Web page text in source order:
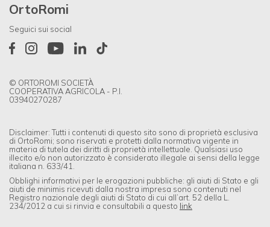
OrtoRomi
Seguici sui social
© ORTOROMI SOCIETÀ
COOPERATIVA AGRICOLA - P.I.
03940270287
Disclaimer: Tutti i contenuti di questo sito sono di proprietà esclusiva
di OrtoRomi; sono riservati e protetti dalla normativa vigente in
materia di tutela dei diritti di proprietà intellettuale. Qualsiasi uso
illecito e/o non autorizzato è considerato illegale ai sensi della legge
italiana n. 633/41.
Obblighi informativi per le erogazioni pubbliche: gli aiuti di Stato e gli
aiuti de minimis ricevuti dalla nostra impresa sono contenuti nel
Registro nazionale degli aiuti di Stato di cui all’art. 52 della L.
234/2012 a cui si rinvia e consultabili a questo link